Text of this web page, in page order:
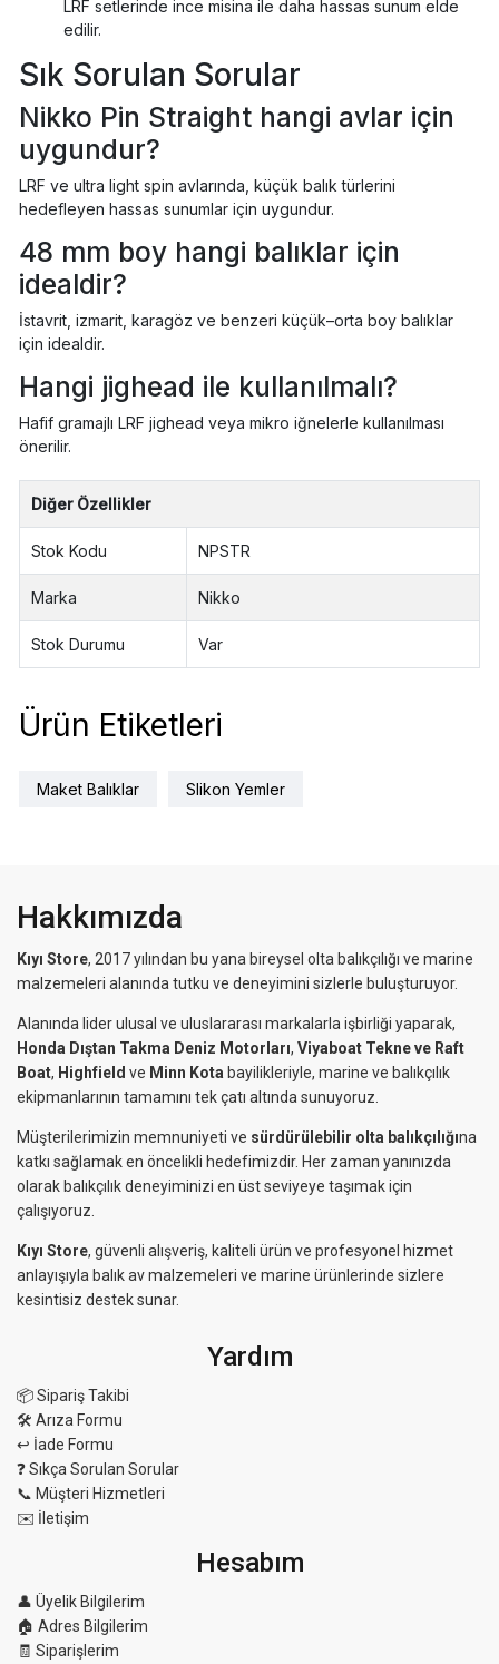
LRF setlerinde ince misina ile daha hassas sunum elde
edilir.
Sık Sorulan Sorular
Nikko Pin Straight hangi avlar için
uygundur?
LRF ve ultra light spin avlarında, küçük balık türlerini
hedefleyen hassas sunumlar için uygundur.
48 mm boy hangi balıklar için
idealdir?
İstavrit, izmarit, karagöz ve benzeri küçük–orta boy balıklar
için idealdir.
Hangi jighead ile kullanılmalı?
Hafif gramajlı LRF jighead veya mikro iğnelerle kullanılması
önerilir.
Diğer Özellikler
Stok Kodu NPSTR
Marka Nikko
Stok Durumu Var
Ürün Etiketleri
Maket Balıklar Slikon Yemler
Hakkımızda
Kıyı Store, 2017 yılından bu yana bireysel olta balıkçılığı ve marine
malzemeleri alanında tutku ve deneyimini sizlerle buluşturuyor.
Alanında lider ulusal ve uluslararası markalarla işbirliği yaparak,
Honda Dıştan Takma Deniz Motorları, Viyaboat Tekne ve Raft
Boat, Highfield ve Minn Kota bayilikleriyle, marine ve balıkçılık
ekipmanlarının tamamını tek çatı altında sunuyoruz.
Müşterilerimizin memnuniyeti ve sürdürülebilir olta balıkçılığına
katkı sağlamak en öncelikli hedefimizdir. Her zaman yanınızda
olarak balıkçılık deneyiminizi en üst seviyeye taşımak için
çalışıyoruz.
Kıyı Store, güvenli alışveriş, kaliteli ürün ve profesyonel hizmet
anlayışıyla balık av malzemeleri ve marine ürünlerinde sizlere
kesintisiz destek sunar.
Yardım
📦 Sipariş Takibi
🛠 Arıza Formu
↩️ İade Formu
❓ Sıkça Sorulan Sorular
📞 Müşteri Hizmetleri
✉️ İletişim
Hesabım
👤 Üyelik Bilgilerim
🏠 Adres Bilgilerim
🧾 Siparişlerim